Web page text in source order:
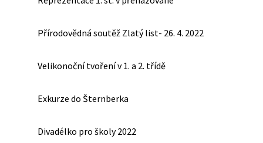
Přírodovědná soutěž Zlatý list- 26. 4. 2022
Velikonoční tvoření v 1. a 2. třídě
Exkurze do Šternberka
Divadélko pro školy 2022